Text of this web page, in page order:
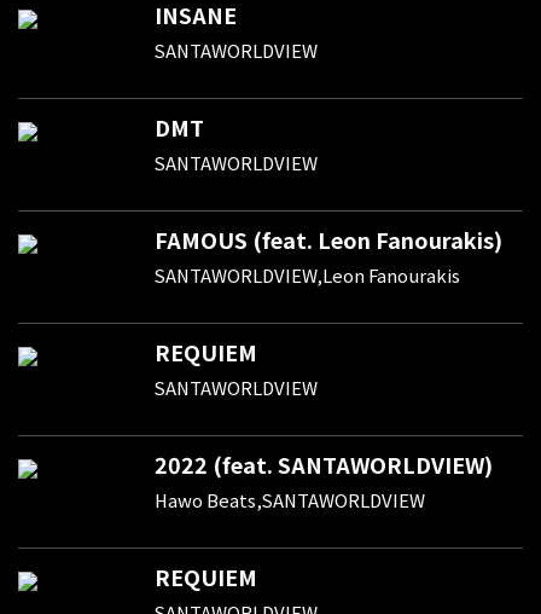
INSANE
SANTAWORLDVIEW
DMT
SANTAWORLDVIEW
FAMOUS (feat. Leon Fanourakis)
SANTAWORLDVIEW,Leon Fanourakis
REQUIEM
SANTAWORLDVIEW
2022 (feat. SANTAWORLDVIEW)
Hawo Beats,SANTAWORLDVIEW
REQUIEM